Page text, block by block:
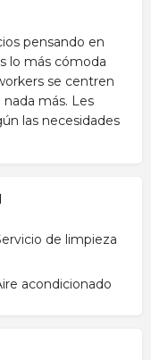
pensando en
lo más cómoda
se centren
más. Les
las necesidades
de limpieza
acondicionado